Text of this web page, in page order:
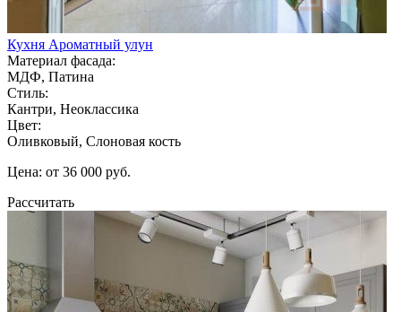
Кухня Ароматный улун
Материал фасада:
МДФ, Патина
Стиль:
Кантри, Неоклассика
Цвет:
Оливковый, Слоновая кость
Цена: от 36 000 руб.
Рассчитать